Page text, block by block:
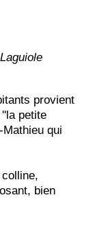
Laguiole
provient
petite
qui
bien